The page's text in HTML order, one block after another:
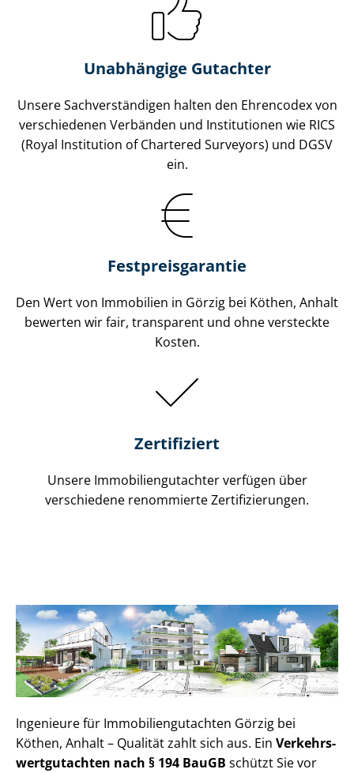
Unabhängige Gutachter
Unsere Sach­ver­stän­di­gen halten den Ehrencodex von
verschiedenen Verbänden und Institutionen wie RICS
(Royal Institution of Chartered Surveyors) und DGSV
ein.
Festpreis​garantie
Den Wert von Immobilien in Görzig bei Köthen, Anhalt
bewerten wir fair, transparent und ohne versteckte
Kosten.
Zertifiziert
Unsere Immobilien­gutachter verfügen über
verschiedene renommierte Zer­ti­fi­zie­run­gen.
Ingenieure für Im­mo­bi­li­en­gut­ach­ten Görzig bei
Köthen, Anhalt – Qualität zahlt sich aus. Ein Ver­kehrs­
wert­gut­ach­ten nach § 194 BauGB schützt Sie vor